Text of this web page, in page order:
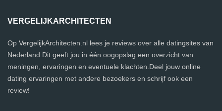
VERGELIJKARCHITECTEN
Op VergelijkArchitecten.nl lees je reviews over alle datingsites van
Nederland.Dit geeft jou in één oogopslag een overzicht van
meningen, ervaringen en eventuele klachten.Deel jouw online
dating ervaringen met andere bezoekers en schrijf ook een
review!